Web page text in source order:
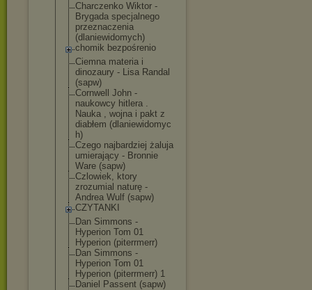
Charczenko Wiktor -
Brygada specjalnego
przeznaczenia
(dlaniewidomyc h)
chomik bezpośrenio
Ciemna materia i
dinozaury - Lisa Randal
(sapw)
Cornwell John -
naukowcy hitlera .
Nauka , wojna i pakt z
diabłem (dlaniewidomyc
h)
Czego najbardziej żaluja
umierający - Bronnie
Ware (sapw)
Czlowiek, ktory
zrozumial naturę -
Andrea Wulf (sapw)
CZYTANKI
Dan Simmons -
Hyperion Tom 01
Hyperion (piterrmerr)
Dan Simmons -
Hyperion Tom 01
Hyperion (piterrmerr) 1
Daniel Passent (sapw)